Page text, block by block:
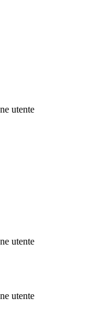
utente
utente
utente